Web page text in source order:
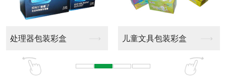
啤盒 啤盒